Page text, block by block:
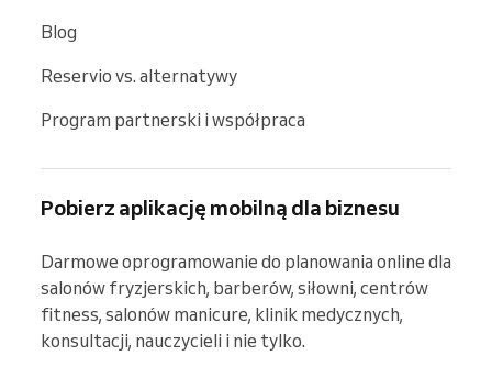
Blog
Reservio vs. alternatywy
Program partnerski i współpraca
Pobierz aplikację mobilną dla biznesu
Darmowe oprogramowanie do planowania online dla
salonów fryzjerskich, barberów, siłowni, centrów
fitness, salonów manicure, klinik medycznych,
konsultacji, nauczycieli i nie tylko.